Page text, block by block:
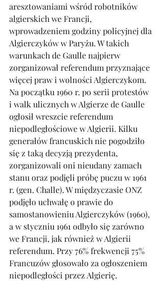
aresztowaniami wśród robotników
algierskich we Francji,
wprowadzeniem godziny policyjnej dla
Algierczyków w Paryżu. W takich
warunkach de Gaulle najpierw
zorganizował referendum przyznające
więcej praw i wolności Algierczykom.
Na początku 1960 r. po serii protestów
i walk ulicznych w Algierze de Gaulle
ogłosił wreszcie referendum
niepodległościowe w Algierii. Kilku
generałów francuskich nie pogodziło
się z taką decyzją prezydenta,
zorganizowali oni nieudany zamach
stanu oraz podjęli próbę puczu w 1961
r. (gen. Challe). W międzyczasie ONZ
podjęło uchwałę o prawie do
samostanowieniu Algierczyków (1960),
a w styczniu 1961 odbyło się zarówno
we Francji, jak również w Algierii
referendum. Przy 76% frekwencji 75%
Francuzów głosowało za ogłoszeniem
niepodległości przez Algierię.